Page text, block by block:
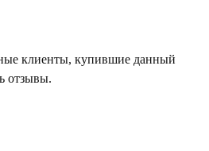
клиенты, купившие данный
отзывы.